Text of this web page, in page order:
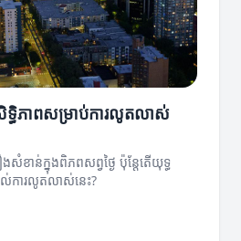
ទ្ធិភាពសម្រាប់ការលូតលាស់
សំខាន់ក្នុងពិភពសព្វថ្ងៃ ប៉ុន្តែតើយុទ្ធ
ល់ការលូតលាស់នេះ?